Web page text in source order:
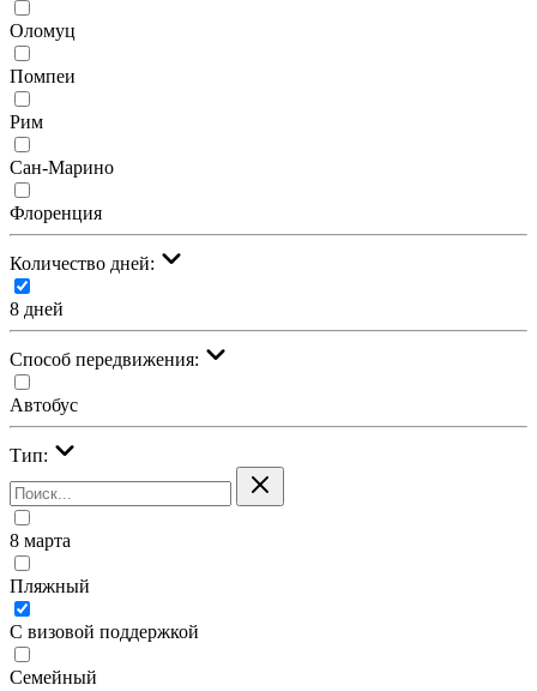
Оломуц
Помпеи
Рим
Сан-Марино
Флоренция
Количество дней:
8 дней
Cпособ передвижения:
Автобус
Тип:
8 марта
Пляжный
С визовой поддержкой
Семейный